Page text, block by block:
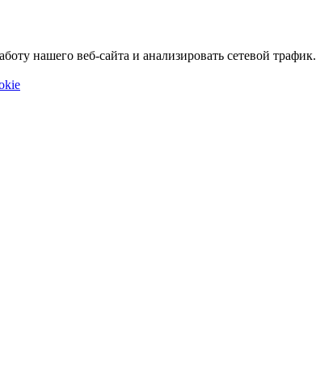
нашего веб-сайта и анализировать сетевой трафик.